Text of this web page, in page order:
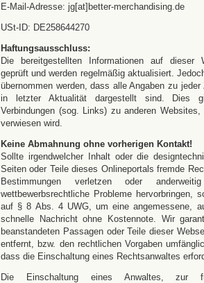
E-Mail-Adresse: jg[at]better-merchandising.de
USt-ID: DE258644270
Haftungsausschluss:
Die bereitgestellten Informationen auf dieser
geprüft und werden regelmäßig aktualisiert.
übernommen werden, dass alle Angaben zu
in letzter Aktualität dargestellt sind. Dies
Verbindungen (sog. Links) zu anderen
verwiesen wird.
Keine Abmahnung ohne vorherigen Kontakt!
Sollte irgendwelcher Inhalt oder die
Seiten oder Teile dieses Onlineportals fremde
Bestimmungen verletzen oder
wettbewerbsrechtliche Probleme hervorbringen,
auf § 8 Abs. 4 UWG, um eine angemessene,
schnelle Nachricht ohne Kostennote. Wir
beanstandeten Passagen oder Teile dieser
entfernt, bzw. den rechtlichen Vorgaben
dass die Einschaltung eines Rechtsanwaltes
Die Einschaltung eines Anwaltes, zur